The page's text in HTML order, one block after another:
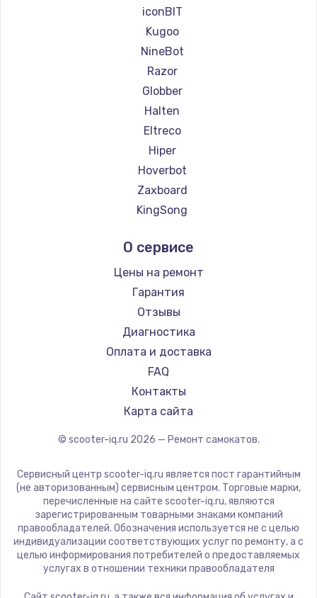
Ремонт самокатов KIRIN
iconBIT
Kugoo
NineBot
Razor
Globber
Halten
Eltreco
Hiper
Hoverbot
Zaxboard
KingSong
Midway by Yamato
Hunter
Joyor
Minimotors
Bork
Segway
KIRIN
О сервисе
Цены на ремонт
Гарантия
Отзывы
Диагностика
Оплата и доставка
FAQ
Контакты
Карта сайта
© scooter-iq.ru 2026 — Ремонт самокатов.
Сервисный центр scooter-iq.ru является пост гарантийным
(не авторизованным) сервисным центром. Торговые марки,
перечисленные на сайте scooter-iq.ru, являются
зарегистрированным товарными знаками компаний
правообладателей. Обозначения используется не с целью
индивидуализации соответствующих услуг по ремонту, а с
целью информирования потребителей о предоставляемых
услугах в отношении техники правообладателя